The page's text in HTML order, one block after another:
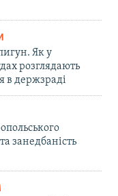
Як у
розглядають
в держзраді
занедбаність